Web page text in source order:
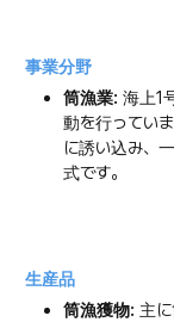
事業分野
筒漁業: 海上1
動を行ってい
に誘い込み、
式です。
生産品
筒漁獲物: 主